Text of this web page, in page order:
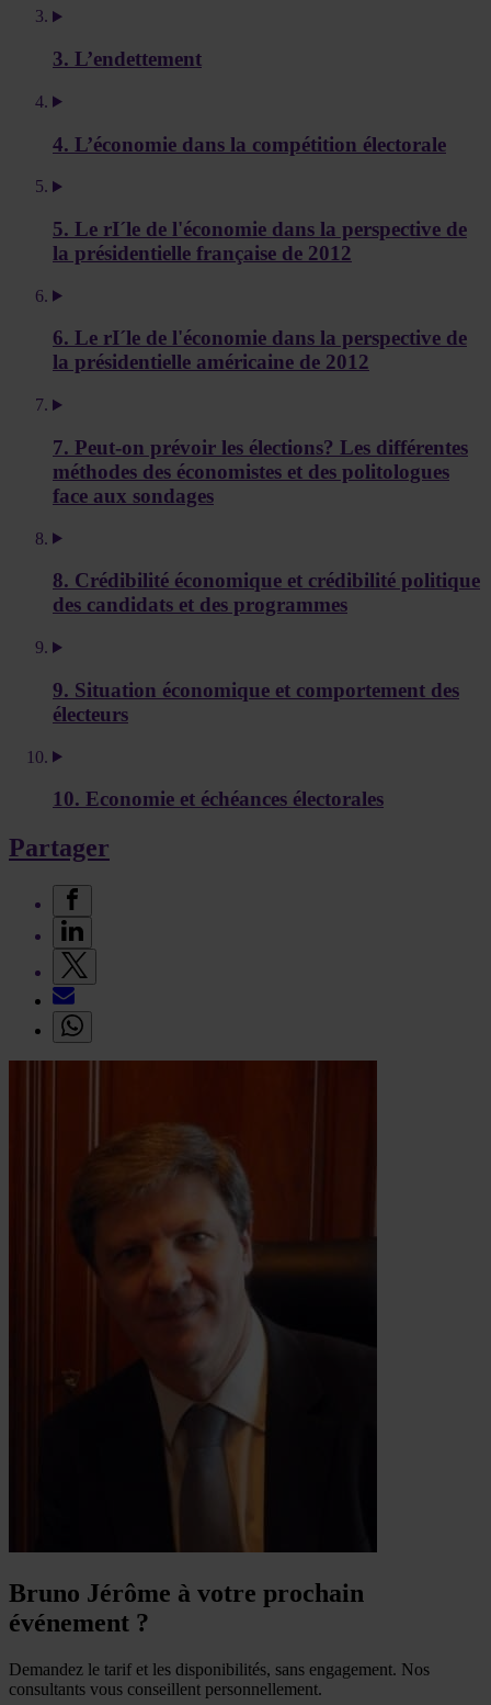
3. L’endettement
4. L’économie dans la compétition électorale
5. Le rI´le de l'économie dans la perspective de
la présidentielle française de 2012
6. Le rI´le de l'économie dans la perspective de
la présidentielle américaine de 2012
7. Peut-on prévoir les élections? Les différentes
méthodes des économistes et des politologues
face aux sondages
8. Crédibilité économique et crédibilité politique
des candidats et des programmes
9. Situation économique et comportement des
électeurs
10. Economie et échéances électorales
Partager
Bruno Jérôme à votre prochain
événement ?
Demandez le tarif et les disponibilités, sans engagement. Nos
consultants vous conseillent personnellement.